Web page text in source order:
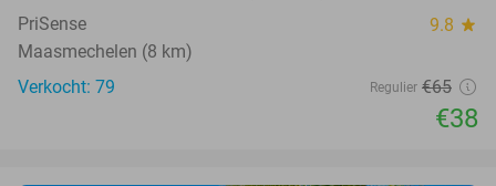
PriSense 9.8 star
Maasmechelen (8 km)
Verkocht: 79
Regulier €65
€38